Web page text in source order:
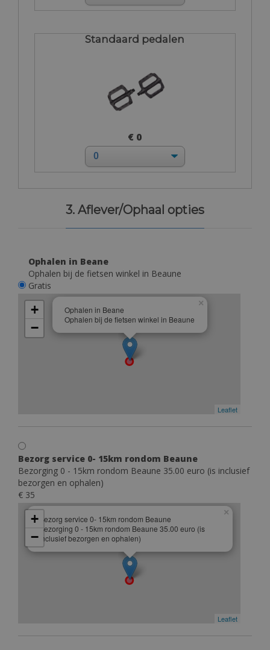
Standaard pedalen
€ 0
3. Aflever/Ophaal opties
Ophalen in Beane
Ophalen bij de fietsen winkel in Beaune
Gratis
Ophalen in Beane
Ophalen bij de fietsen winkel in Beaune
×
+
−
Leaflet
Bezorg service 0- 15km rondom Beaune
Bezorging 0 - 15km rondom Beaune 35.00 euro (is inclusief
bezorgen en ophalen)
€ 35
Bezorg service 0- 15km rondom Beaune
Bezorging 0 - 15km rondom Beaune 35.00 euro (is
inclusief bezorgen en ophalen)
×
+
−
Leaflet